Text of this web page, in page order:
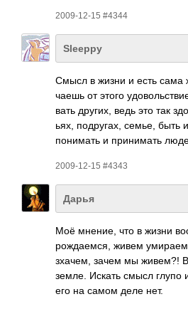
2009-12-15 #4344
Sleeppy
Смысл в жизни и есть
чаешь от этого
вать других, ведь это так
ьях, подр­угах, семье, быть
пони­мать и прин­имать
2009-12-15 #4343
Дарья
Моё мнение, что в жизни
рожд­аемся, живем
зхачем, зачем мы живем?!
земле. Искать смысл глупо
его на самом деле нет.